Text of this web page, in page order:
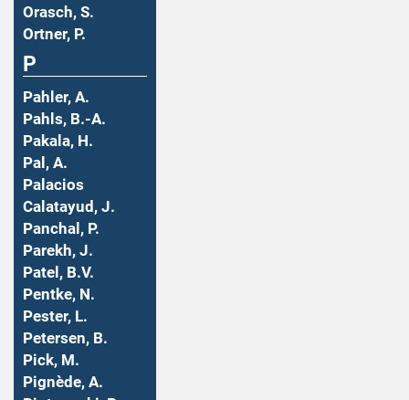
Orasch, S.
Ortner, P.
P
Pahler, A.
Pahls, B.-A.
Pakala, H.
Pal, A.
Palacios
Calatayud, J.
Panchal, P.
Parekh, J.
Patel, B.V.
Pentke, N.
Pester, L.
Petersen, B.
Pick, M.
Pignède, A.